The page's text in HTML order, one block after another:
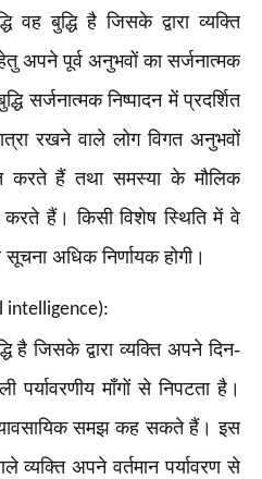
वह बुद्धि है जिसके द्वारा व्यक्ति
अपने पूर्व अनुभवों का सर्जनात्मक
सर्जनात्मक निष्पादन में प्रदर्शित
रखने वाले लोग विगत अनुभवों
करते हैं तथा समस्या के मौलिक
हैं। किसी विशेष स्थिति में वे
अधिक निर्णायक होगी।
intelligence):
है जिसके द्वारा व्यक्ति अपने दिन-
माँगों से निपटता है।
व्यावसायिक समझ कह सकते हैं। इस
व्यक्ति अपने वर्तमान पर्यावरण से